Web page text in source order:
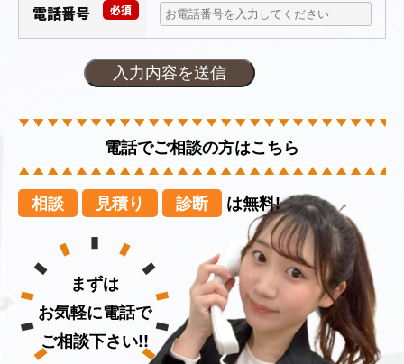
電話番号 必須
電話でご相談の方はこちら
相談 見積り 診断 は無料!
まずは
お気軽に電話で
ご相談下さい!!